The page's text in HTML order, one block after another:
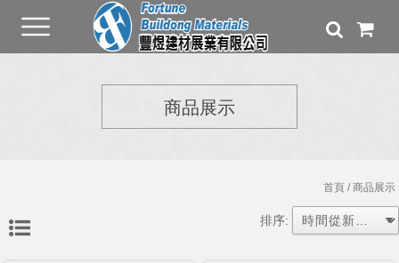
商品展示
首頁/ 商品展示
排序: